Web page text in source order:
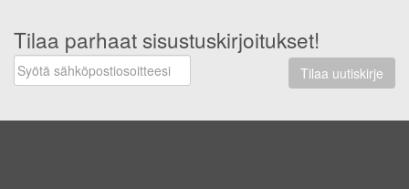
Tilaa parhaat sisustuskirjoitukset!
Tilaa uutiskirje